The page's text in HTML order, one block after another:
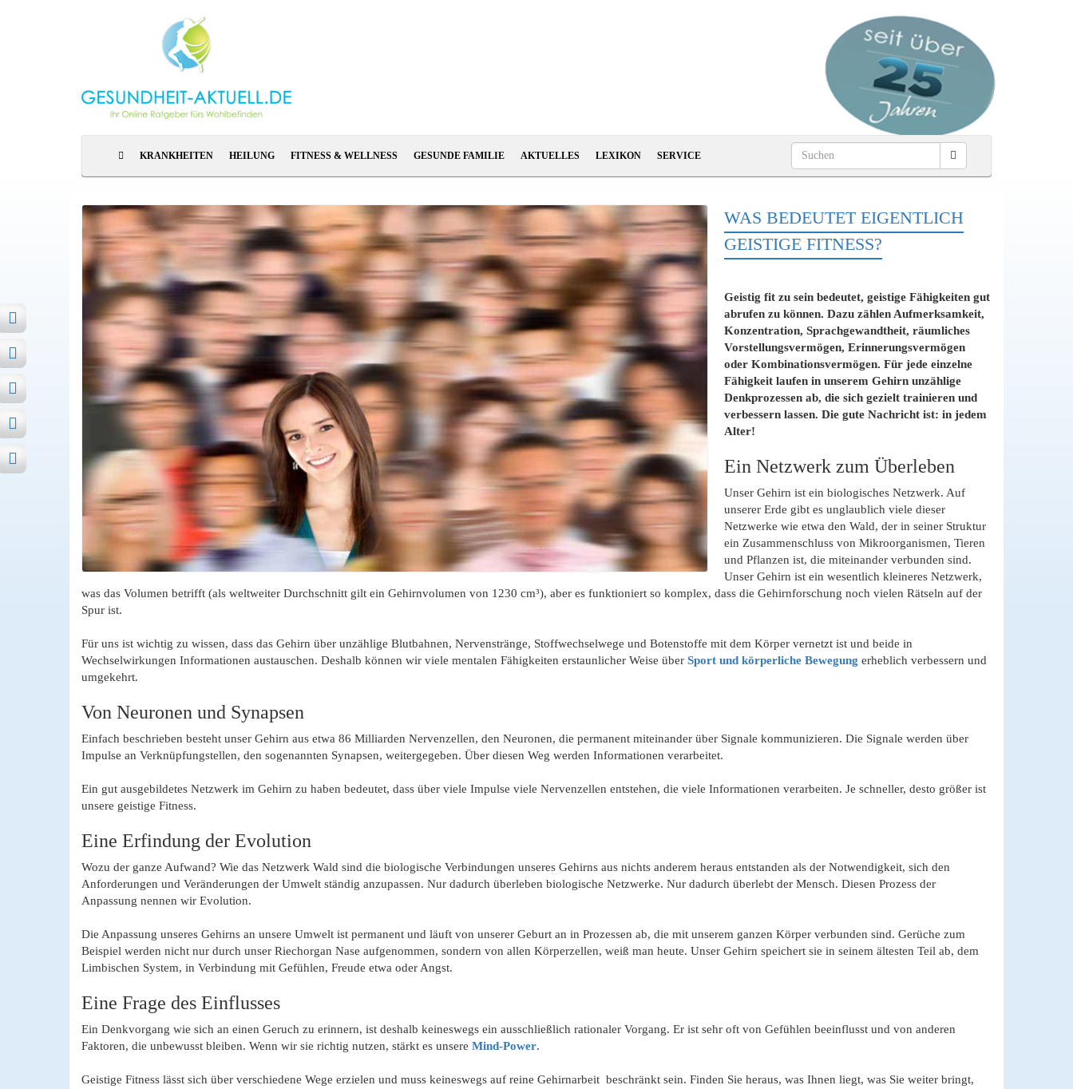
KRANKHEITEN HEILUNG FITNESS & WELLNESS GESUNDE FAMILIE AKTUELLES LEXIKON SERVICE
WAS BEDEUTET EIGENTLICH
GEISTIGE FITNESS?
Geistig fit zu sein bedeutet, geistige Fähigkeiten gut
abrufen zu können. Dazu zählen Aufmerksamkeit,
Konzentration, Sprachgewandtheit, räumliches
Vorstellungsvermögen, Erinnerungsvermögen
oder Kombinationsvermögen. Für jede einzelne
Fähigkeit laufen in unserem Gehirn unzählige
Denkprozessen ab, die sich gezielt trainieren und
verbessern lassen. Die gute Nachricht ist: in jedem
Alter!
Ein Netzwerk zum Überleben
Unser Gehirn ist ein biologisches Netzwerk. Auf
unserer Erde gibt es unglaublich viele dieser
Netzwerke wie etwa den Wald, der in seiner Struktur
ein Zusammenschluss von Mikroorganismen, Tieren
und Pflanzen ist, die miteinander verbunden sind.
Unser Gehirn ist ein wesentlich kleineres Netzwerk,
was das Volumen betrifft (als weltweiter Durchschnitt gilt ein Gehirnvolumen von 1230 cm³), aber es funktioniert so komplex, dass die Gehirnforschung noch vielen Rätseln auf der
Spur ist.
Für uns ist wichtig zu wissen, dass das Gehirn über unzählige Blutbahnen, Nervenstränge, Stoffwechselwege und Botenstoffe mit dem Körper vernetzt ist und beide in
Wechselwirkungen Informationen austauschen. Deshalb können wir viele mentalen Fähigkeiten erstaunlicher Weise über Sport und körperliche Bewegung erheblich verbessern und
umgekehrt.
Von Neuronen und Synapsen
Einfach beschrieben besteht unser Gehirn aus etwa 86 Milliarden Nervenzellen, den Neuronen, die permanent miteinander über Signale kommunizieren. Die Signale werden über
Impulse an Verknüpfungstellen, den sogenannten Synapsen, weitergegeben. Über diesen Weg werden Informationen verarbeitet.
Ein gut ausgebildetes Netzwerk im Gehirn zu haben bedeutet, dass über viele Impulse viele Nervenzellen entstehen, die viele Informationen verarbeiten. Je schneller, desto größer ist
unsere geistige Fitness.
Eine Erfindung der Evolution
Wozu der ganze Aufwand? Wie das Netzwerk Wald sind die biologische Verbindungen unseres Gehirns aus nichts anderem heraus entstanden als der Notwendigkeit, sich den
Anforderungen und Veränderungen der Umwelt ständig anzupassen. Nur dadurch überleben biologische Netzwerke. Nur dadurch überlebt der Mensch. Diesen Prozess der
Anpassung nennen wir Evolution.
Die Anpassung unseres Gehirns an unsere Umwelt ist permanent und läuft von unserer Geburt an in Prozessen ab, die mit unserem ganzen Körper verbunden sind. Gerüche zum
Beispiel werden nicht nur durch unser Riechorgan Nase aufgenommen, sondern von allen Körperzellen, weiß man heute. Unser Gehirn speichert sie in seinem ältesten Teil ab, dem
Limbischen System, in Verbindung mit Gefühlen, Freude etwa oder Angst.
Eine Frage des Einflusses
Ein Denkvorgang wie sich an einen Geruch zu erinnern, ist deshalb keineswegs ein ausschließlich rationaler Vorgang. Er ist sehr oft von Gefühlen beeinflusst und von anderen
Faktoren, die unbewusst bleiben. Wenn wir sie richtig nutzen, stärkt es unsere Mind-Power.
Geistige Fitness lässt sich über verschiedene Wege erzielen und muss keineswegs auf reine Gehirnarbeit beschränkt sein. Finden Sie heraus, was Ihnen liegt, was Sie weiter bringt,